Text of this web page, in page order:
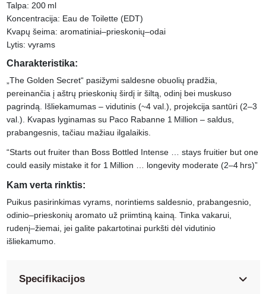
Talpa: 200 ml
Koncentracija: Eau de Toilette (EDT)
Kvapų šeima: aromatiniai–prieskonių–odai
Lytis: vyrams
Charakteristika:
„The Golden Secret“ pasižymi saldesne obuolių pradžia,
pereinančia į aštrų prieskonių širdį ir šiltą, odinį bei muskuso
pagrindą. Išliekamumas – vidutinis (~4 val.), projekcija santūri (2–3
val.). Kvapas lyginamas su Paco Rabanne 1 Million – saldus,
prabangesnis, tačiau mažiau ilgalaikis.
“Starts out fruiter than Boss Bottled Intense … stays fruitier but one
could easily mistake it for 1 Million … longevity moderate (2–4 hrs)”
Kam verta rinktis:
Puikus pasirinkimas vyrams, norintiems saldesnio, prabangesnio,
odinio–prieskonių aromato už priimtiną kainą. Tinka vakarui,
rudenį–žiemai, jei galite pakartotinai purkšti dėl vidutinio
išliekamumo.
Specifikacijos